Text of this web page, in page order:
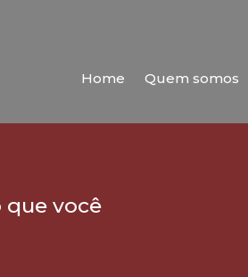
Home Quem somos
que você